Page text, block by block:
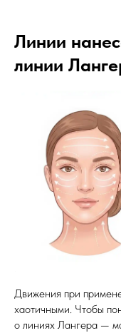
Линии
линии
Движения при
хаотичными. Чтобы
о линиях Лангера —